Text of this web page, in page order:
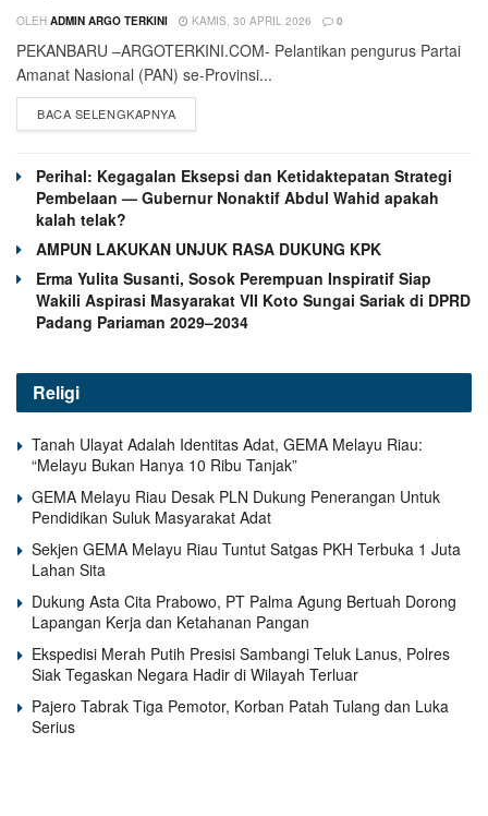
OLEH ADMIN ARGO TERKINI KAMIS, 30 APRIL 2026 0
PEKANBARU –ARGOTERKINI.COM- Pelantikan pengurus Partai
Amanat Nasional (PAN) se-Provinsi...
BACA SELENGKAPNYA
Perihal: Kegagalan Eksepsi dan Ketidaktepatan Strategi
Pembelaan — Gubernur Nonaktif Abdul Wahid apakah
kalah telak?
AMPUN LAKUKAN UNJUK RASA DUKUNG KPK
Erma Yulita Susanti, Sosok Perempuan Inspiratif Siap
Wakili Aspirasi Masyarakat VII Koto Sungai Sariak di DPRD
Padang Pariaman 2029–2034
Religi
Tanah Ulayat Adalah Identitas Adat, GEMA Melayu Riau:
“Melayu Bukan Hanya 10 Ribu Tanjak”
GEMA Melayu Riau Desak PLN Dukung Penerangan Untuk
Pendidikan Suluk Masyarakat Adat
Sekjen GEMA Melayu Riau Tuntut Satgas PKH Terbuka 1 Juta
Lahan Sita
Dukung Asta Cita Prabowo, PT Palma Agung Bertuah Dorong
Lapangan Kerja dan Ketahanan Pangan
Ekspedisi Merah Putih Presisi Sambangi Teluk Lanus, Polres
Siak Tegaskan Negara Hadir di Wilayah Terluar
Pajero Tabrak Tiga Pemotor, Korban Patah Tulang dan Luka
Serius